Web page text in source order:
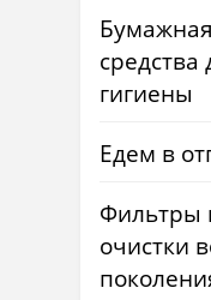
гигиены
Едем в
Фильтры
очистки